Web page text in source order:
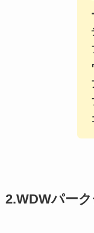
2.WDWパー